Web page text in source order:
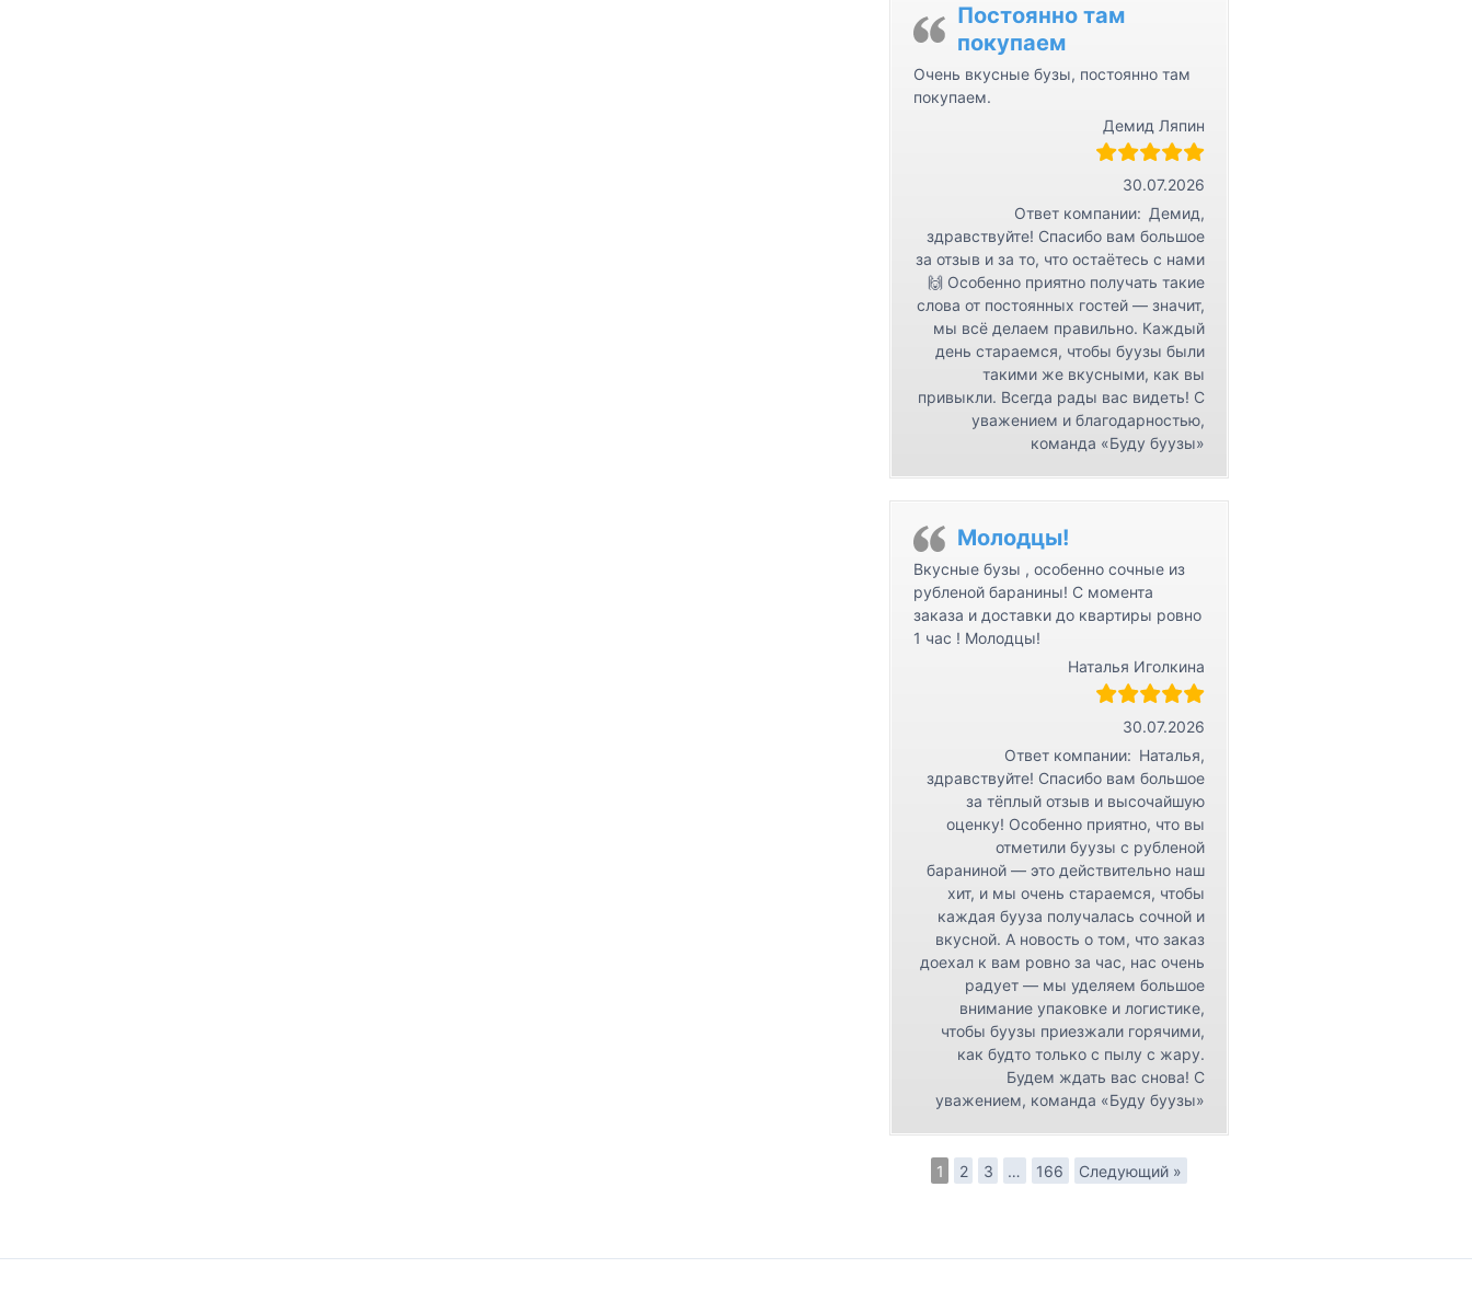
Постоянно там
покупаем
Очень вкусные бузы, постоянно там
покупаем.
Демид Ляпин
30.07.2026
Ответ компании: Демид,
здравствуйте! Спасибо вам большое
за отзыв и за то, что остаётесь с нами
🙌 Особенно приятно получать такие
слова от постоянных гостей — значит,
мы всё делаем правильно. Каждый
день стараемся, чтобы буузы были
такими же вкусными, как вы
привыкли. Всегда рады вас видеть! С
уважением и благодарностью,
команда «Буду буузы»
Молодцы!
Вкусные бузы , особенно сочные из
рубленой баранины! С момента
заказа и доставки до квартиры ровно
1 час ! Молодцы!
Наталья Иголкина
30.07.2026
Ответ компании: Наталья,
здравствуйте! Спасибо вам большое
за тёплый отзыв и высочайшую
оценку! Особенно приятно, что вы
отметили буузы с рубленой
бараниной — это действительно наш
хит, и мы очень стараемся, чтобы
каждая бууза получалась сочной и
вкусной. А новость о том, что заказ
доехал к вам ровно за час, нас очень
радует — мы уделяем большое
внимание упаковке и логистике,
чтобы буузы приезжали горячими,
как будто только с пылу с жару.
Будем ждать вас снова! С
уважением, команда «Буду буузы»
1 2 3 … 166 Следующий »